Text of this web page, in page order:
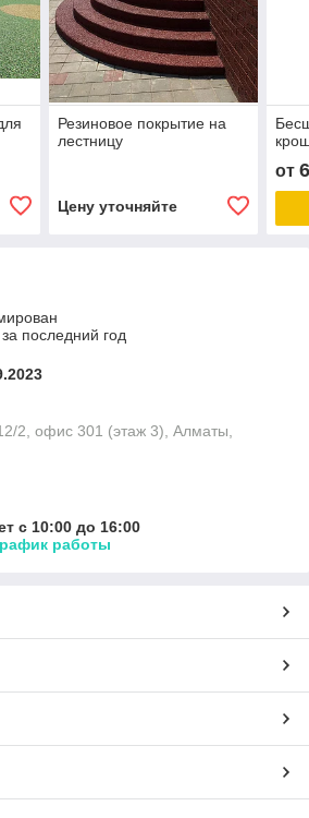
Резиновое покрытие на
лестницу
Цену уточняйте
от
последний год
2, офис 301 (этаж 3), Алматы,
с 10:00 до 16:00
работы